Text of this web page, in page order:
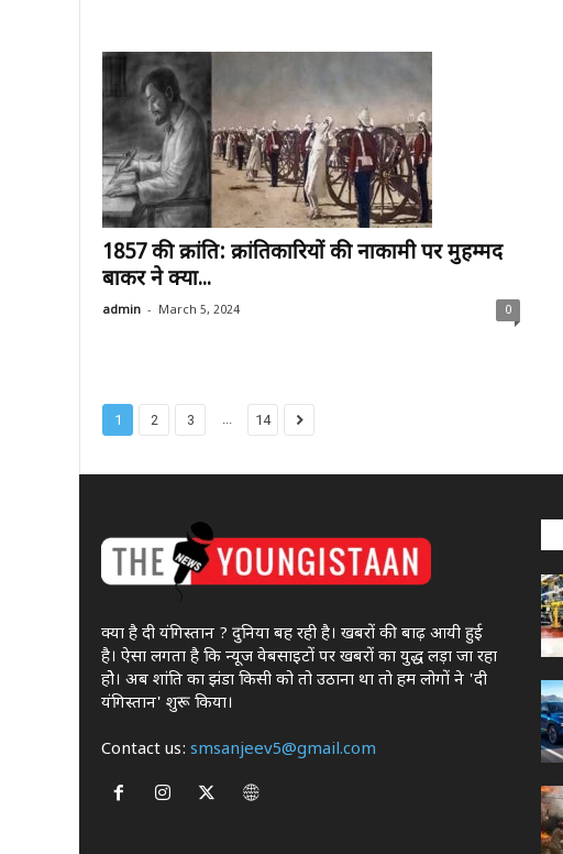
1857 की क्रांति: क्रांतिकारियों की नाकामी पर मुहम्मद
बाकर ने क्या...
admin - March 5, 2024 0
1 2 3 ... 14
क्या है दी यंगिस्तान ? दुनिया बह रही है। खबरों की बाढ़ आयी हुई
है। ऐसा लगता है कि न्यूज वेबसाइटों पर खबरों का युद्ध लड़ा जा रहा
होे। अब शांति का झंडा किसी को तो उठाना था ताे हम लोगों ने 'दी
यंगिस्तान' शुरू किया।
Contact us: smsanjeev5@gmail.com